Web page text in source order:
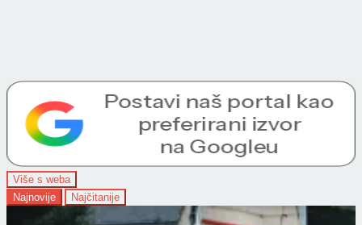
Više s weba
Najnovije
Najčitanije